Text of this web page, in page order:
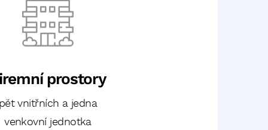
prostory
vnitřních a jedna
venkovní jednotka